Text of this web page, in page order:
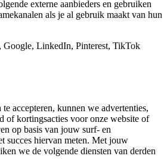
externe aanbieders en gebruiken
als je al gebruik maakt van hun
Google, LinkedIn, Pinterest, TikTok
accepteren, kunnen we advertenties,
of kortingsacties voor onze website of
op basis van jouw surf- en
succes hiervan meten. Met jouw
we de volgende diensten van derden